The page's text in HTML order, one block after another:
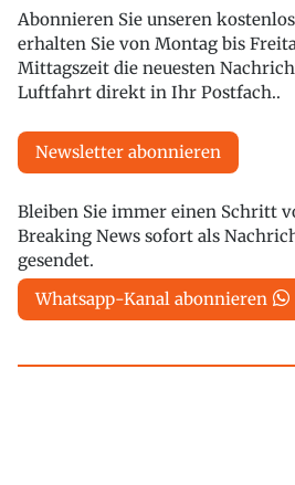
Abonnieren Sie unseren
erhalten Sie von Montag bis
Mittagszeit die neuesten
Luftfahrt direkt in Ihr Postfach..
Newsletter abonnieren
Bleiben Sie immer einen Schritt
Breaking News sofort als
gesendet.
Whatsapp-Kanal abonnieren